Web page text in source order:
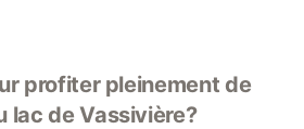
profiter pleinement de
lac de Vassivière?